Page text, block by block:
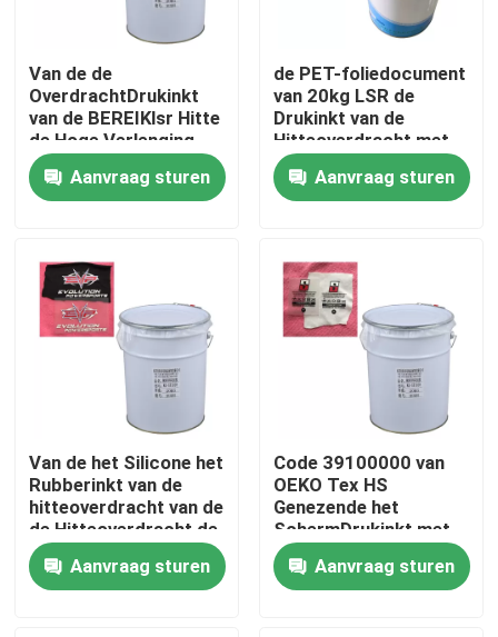
Over ons
Contacten
Silicone Rubberinkt
Het Siliconeinkt van de het schermdruk
In reliëf makende Siliconeinkt
Vloeibaar Vormend Silicone
Van de de
OverdrachtDrukinkt
van de BEREIKlsr Hitte
de Hoge Verlenging
Sterke Fasteness
Aanvraag sturen
de PET-foliedocument
van 20kg LSR de
Drukinkt van de
Hitteoverdracht met
Katalysator wordt
gemengd die
Aanvraag sturen
Van de het Silicone het
Rubberinkt van de
hitteoverdracht van de
de Hitteoverdracht de
stickers/de etiketten
makenAanvraag sturen
Code 39100000 van
OEKO Tex HS
Genezende het
SchermDrukinkt met
Hittepers
Aanvraag sturen